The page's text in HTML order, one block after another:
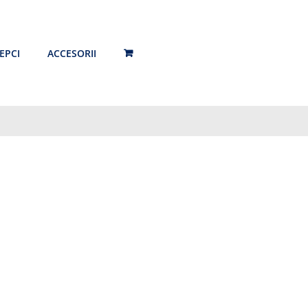
ACCESORII